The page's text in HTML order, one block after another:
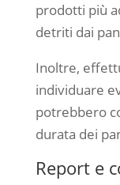
prodotti più
detriti dai
Inoltre,
individuare
potrebbero
durata dei
Report e